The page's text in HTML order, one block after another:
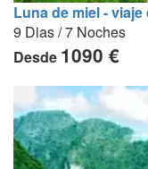
Luna de miel -
9 Dias / 7 Noches
Desde 1090 €